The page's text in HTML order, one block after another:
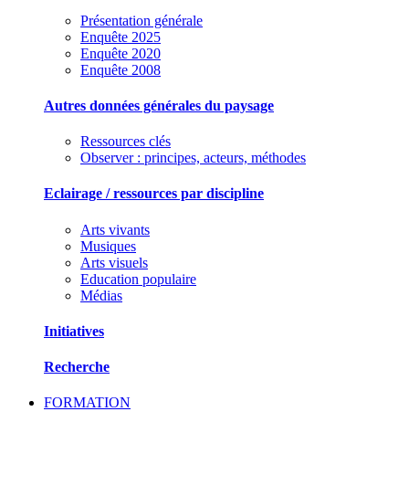
Présentation générale
Enquête 2025
Enquête 2020
Enquête 2008
Autres données générales du paysage
Ressources clés
Observer : principes, acteurs, méthodes
Eclairage / ressources par discipline
Arts vivants
Musiques
Arts visuels
Education populaire
Médias
Initiatives
Recherche
FORMATION